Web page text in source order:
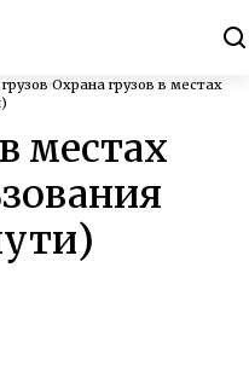
Охрана грузов в местах
местах